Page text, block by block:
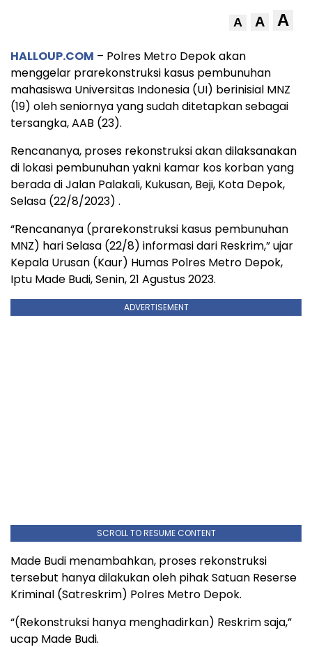
A A A
HALLOUP.COM – Polres Metro Depok akan
menggelar prarekonstruksi kasus pembunuhan
mahasiswa Universitas Indonesia (UI) berinisial MNZ
(19) oleh seniornya yang sudah ditetapkan sebagai
tersangka, AAB (23).
Rencananya, proses rekonstruksi akan dilaksanakan
di lokasi pembunuhan yakni kamar kos korban yang
berada di Jalan Palakali, Kukusan, Beji, Kota Depok,
Selasa (22/8/2023) .
“Rencananya (prarekonstruksi kasus pembunuhan
MNZ) hari Selasa (22/8) informasi dari Reskrim,” ujar
Kepala Urusan (Kaur) Humas Polres Metro Depok,
Iptu Made Budi, Senin, 21 Agustus 2023.
ADVERTISEMENT
SCROLL TO RESUME CONTENT
Made Budi menambahkan, proses rekonstruksi
tersebut hanya dilakukan oleh pihak Satuan Reserse
Kriminal (Satreskrim) Polres Metro Depok.
“(Rekonstruksi hanya menghadirkan) Reskrim saja,”
ucap Made Budi.